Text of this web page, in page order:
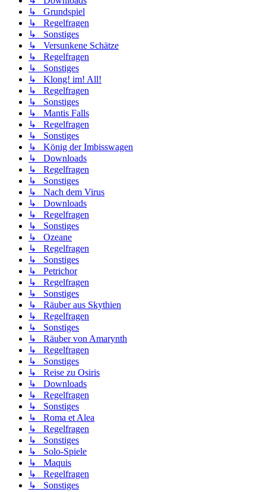
↳ Grundspiel
↳ Regelfragen
↳ Sonstiges
↳ Versunkene Schätze
↳ Regelfragen
↳ Sonstiges
↳ Klong! im! All!
↳ Regelfragen
↳ Sonstiges
↳ Mantis Falls
↳ Regelfragen
↳ Sonstiges
↳ König der Imbisswagen
↳ Downloads
↳ Regelfragen
↳ Sonstiges
↳ Nach dem Virus
↳ Downloads
↳ Regelfragen
↳ Sonstiges
↳ Ozeane
↳ Regelfragen
↳ Sonstiges
↳ Petrichor
↳ Regelfragen
↳ Sonstiges
↳ Räuber aus Skythien
↳ Regelfragen
↳ Sonstiges
↳ Räuber von Amarynth
↳ Regelfragen
↳ Sonstiges
↳ Reise zu Osiris
↳ Downloads
↳ Regelfragen
↳ Sonstiges
↳ Roma et Alea
↳ Regelfragen
↳ Sonstiges
↳ Solo-Spiele
↳ Maquis
↳ Regelfragen
↳ Sonstiges